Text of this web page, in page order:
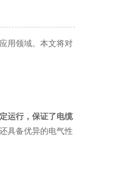
用领域。本文将对
运行，保证了电缆
具备优异的电气性